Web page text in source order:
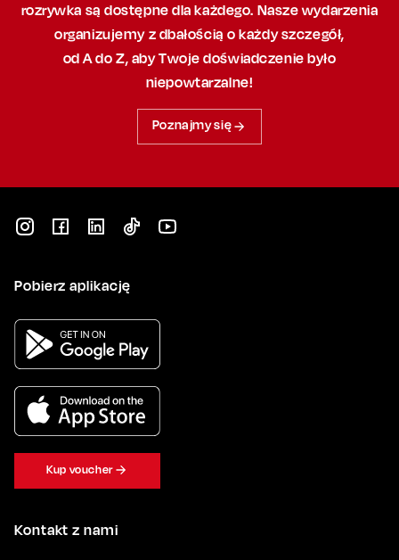
rozrywka są dostępne dla każdego. Nasze wydarzenia
organizujemy z dbałością o każdy szczegół,
od A do Z, abyTwoje doświadczenie było
niepowtarzalne!
Poznajmy się
Kontakt z nami
Pobierz aplikację
Kup voucher